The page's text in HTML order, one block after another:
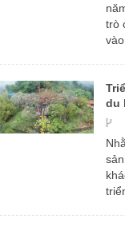
trò
du